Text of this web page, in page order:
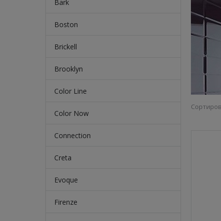
Bark
Boston
Brickell
Brooklyn
Color Line
Color Now
Connection
Creta
Evoque
Firenze